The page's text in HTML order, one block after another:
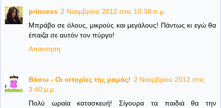
princess 2 Νοεμβρίου 2012 στις 10:38 π.μ.
Μπράβο σε όλους, μικρούς και μεγάλους! Πάντως κι εγώ θα
έπαιζα σε αυτόν τον πύργο!
Απάντηση
Βάσω - Οι ιστορίες της μαμάς! 2 Νοεμβρίου 2012 στις
3:40 μ.μ.
Πολύ ωραία κατασκευή! Σίγουρα τα παιδιά θα την